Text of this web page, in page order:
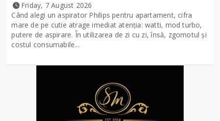
Friday, 7 August 2026
Când alegi un aspirator Philips pentru apartament, cifra
mare de pe cutie atrage imediat atenția: watti, mod turbo,
putere de aspirare. În utilizarea de zi cu zi, însă, zgomotul și
costul consumabile...